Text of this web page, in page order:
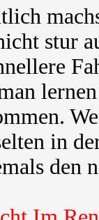
stur
in
den